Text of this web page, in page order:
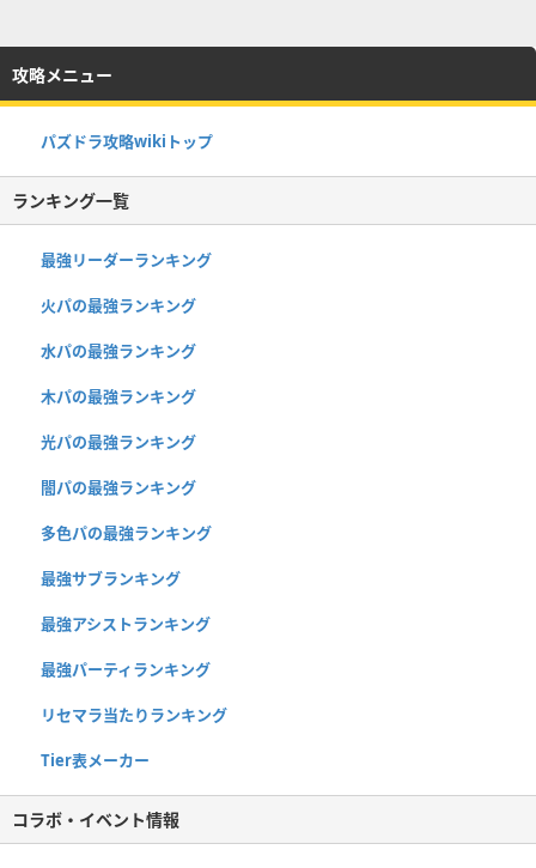
攻略メニュー
パズドラ攻略wikiトップ
ランキング一覧
最強リーダーランキング
火パの最強ランキング
水パの最強ランキング
木パの最強ランキング
光パの最強ランキング
闇パの最強ランキング
多色パの最強ランキング
最強サブランキング
最強アシストランキング
最強パーティランキング
リセマラ当たりランキング
Tier表メーカー
コラボ・イベント情報